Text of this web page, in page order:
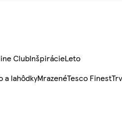
ClubInšpirácieLeto
a lahôdkyMrazenéTesco Finest